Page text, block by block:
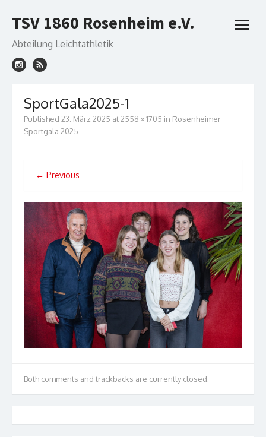
to
TSV 1860 Rosenheim e.V.
Abteilung Leichtathletik
open
SportGala2025-1
Published 23. März 2025 at2558 × 1705 in Rosenheimer
Sportgala 2025
← Previous
Both comments and trackbacks are currently closed.